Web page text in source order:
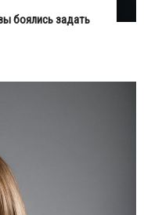
боялись задать